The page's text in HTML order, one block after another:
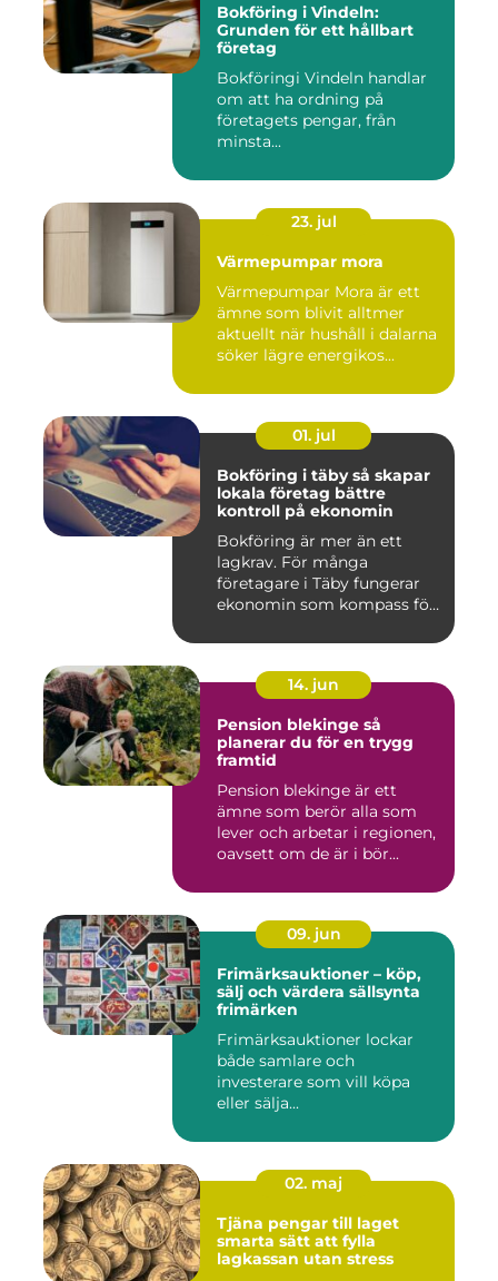
Bokföring i Vindeln:
Grunden för ett hållbart
företag
Bokföringi Vindeln handlar
om att ha ordning på
företagets pengar, från
minsta...
23. jul
Värmepumpar mora
Värmepumpar Mora är ett
ämne som blivit alltmer
aktuellt när hushåll i dalarna
söker lägre energikos...
01. jul
Bokföring i täby så skapar
lokala företag bättre
kontroll på ekonomin
Bokföring är mer än ett
lagkrav. För många
företagare i Täby fungerar
ekonomin som kompass för
14. jun
Pension blekinge så
planerar du för en trygg
framtid
Pension blekinge är ett
ämne som berör alla som
lever och arbetar i regionen,
oavsett om de är i bör...
09. jun
Frimärksauktioner – köp,
sälj och värdera sällsynta
frimärken
Frimärksauktioner lockar
både samlare och
investerare som vill köpa
eller sälja...
02. maj
Tjäna pengar till laget
smarta sätt att fylla
lagkassan utan stress